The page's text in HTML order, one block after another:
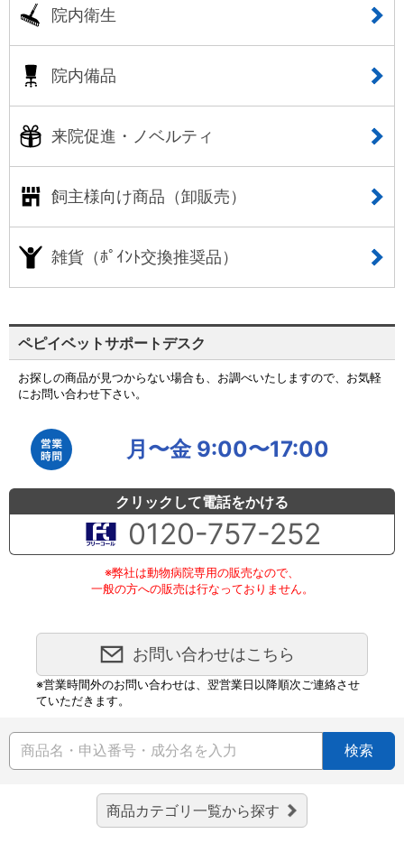
院内衛生
院内備品
来院促進・ノベルティ
飼主様向け商品（卸販売）
雑貨（ﾎﾟｲﾝﾄ交換推奨品）
ペピイベットサポートデスク
お探しの商品が見つからない場合も、お調べいたしますので、お気軽
にお問い合わせ下さい。
月〜金 9:00〜17:00
クリックして電話をかける
0120-757-252
※弊社は動物病院専用の販売なので、
一般の方への販売は行なっておりません。
お問い合わせはこちら
※営業時間外のお問い合わせは、翌営業日以降順次ご連絡させ
ていただきます。
検索
商品カテゴリ一覧から探す